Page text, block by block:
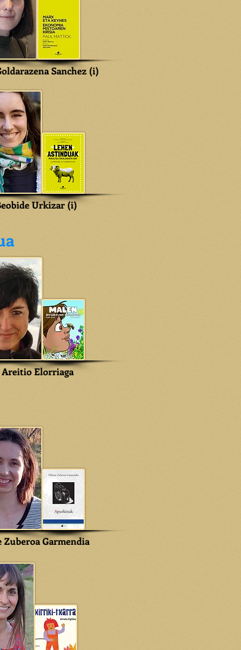
Sanchez (i)
Urkizar (i)
Elorriaga
Zuberoa Garmendia